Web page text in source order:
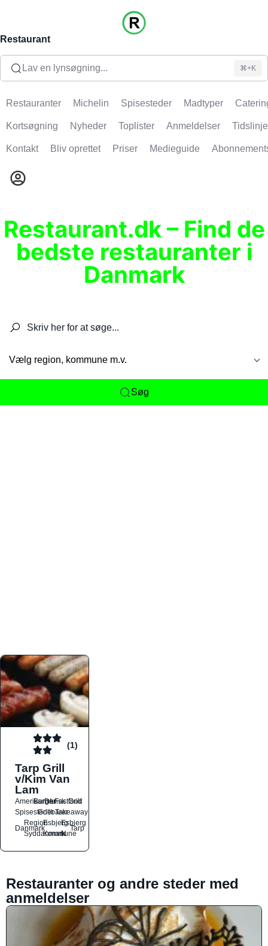
Restaurant
Lav en lynsøgning... ⌘+K
Restauranter Michelin Spisesteder Madtyper
Kortsøgning Nyheder Toplister Anmeldelser Tidslinje
Kontakt Bliv oprettet Priser Medieguide
Restaurant.dk – Find de
bedste restauranter i
Danmark
Vælg region, kommune m.v.
Søg
(1)
Tarp Grill
v/Kim Van
Lam
Amerikansk
BurgerDanskFastfood
Grill
SpisestederGrillbarerTakeaway
Danmark
Region
Syddanmark
Esbjerg
Kommune
Esbjerg
N
Tarp
Restauranter og andre steder med
anmeldelser